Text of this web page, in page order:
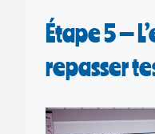
Étape 5 —
repasser